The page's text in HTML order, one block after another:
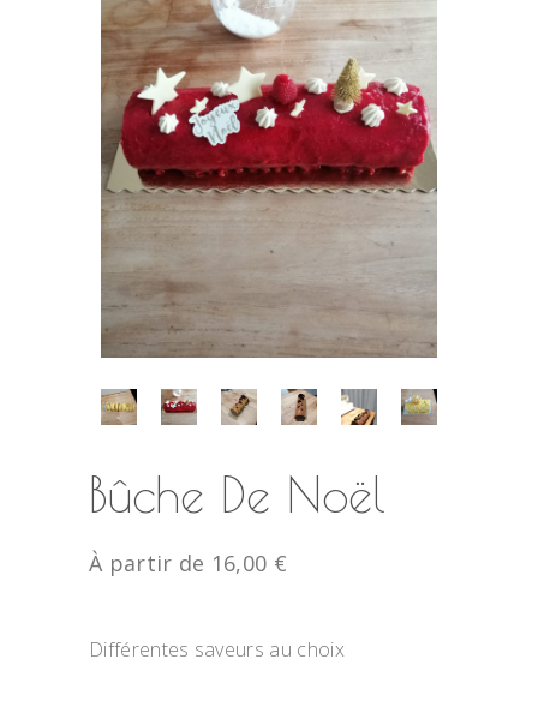
Bûche De Noël
À partir de 16,00 €
Différentes saveurs au choix